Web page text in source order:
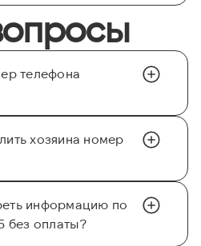
телефона
хозяина номер
информацию по
без оплаты?